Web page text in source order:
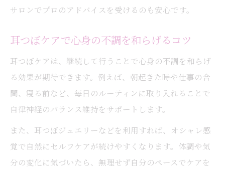
サロンでプロのアドバイスを受けるのも安心です。
耳つぼケアで心身の不調を和らげるコツ
耳つぼケアは、継続して行うことで心身の不調を和らげ
る効果が期待できます。例えば、朝起きた時や仕事の合
間、寝る前など、毎日のルーティンに取り入れることで
自律神経のバランス維持をサポートします。
また、耳つぼジュエリーなどを利用すれば、オシャレ感
覚で自然にセルフケアが続けやすくなります。体調や気
分の変化に気づいたら、無理せず自分のペースでケアを